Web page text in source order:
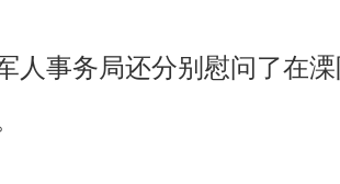
人事务局还分别慰问了在